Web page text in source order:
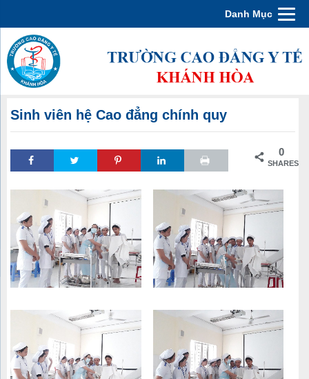
Danh Mục
Sinh viên hệ Cao đẳng chính quy
0
SHARES